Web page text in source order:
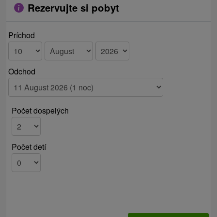
Rezervujte si pobyt
Príchod
Odchod
Počet dospelých
Počet detí